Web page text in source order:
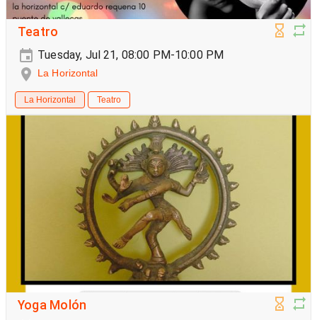
Teatro
Tuesday, Jul 21, 08:00 PM-10:00 PM
La Horizontal
La Horizontal Teatro
Yoga Molón